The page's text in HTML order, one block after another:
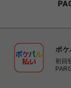
ポ
初回